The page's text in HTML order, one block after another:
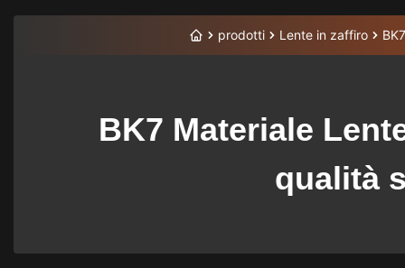
prodotti Lente in zaffiro
BK7 Materiale
qualità